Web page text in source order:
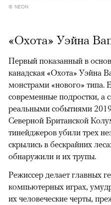
© NEON
«Охота» Уэйна
Первый показанный в
канадская «Охота» Уэйна
монстрами «нового»
современные подростки, а
реальными событиями
Северной Британской
тинейджеров убили трех
скрылись в бескрайних
обнаружили и их трупы.
Режиссер делает главных
компьютерных играх,
их человеческие черты,